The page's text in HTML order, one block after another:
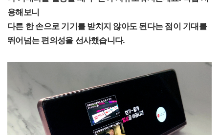
용해보니
다른 한 손으로 기기를 받치지 않아도 된다는 점이 기대를
뛰어넘는 편의성을 선사했습니다.